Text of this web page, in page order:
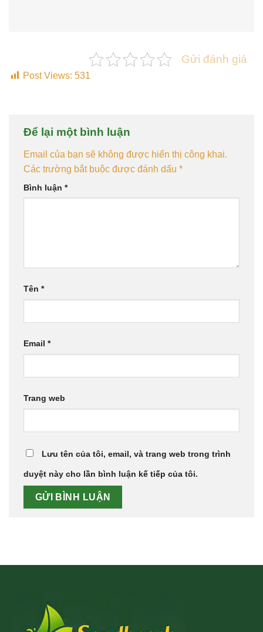
Gửi đánh giá
Post Views: 531
Để lại một bình luận
Email của bạn sẽ không được hiển thị công khai.
Các trường bắt buộc được đánh dấu *
Bình luận *
Tên *
Email *
Trang web
Lưu tên của tôi, email, và trang web trong trình
duyệt này cho lần bình luận kế tiếp của tôi.